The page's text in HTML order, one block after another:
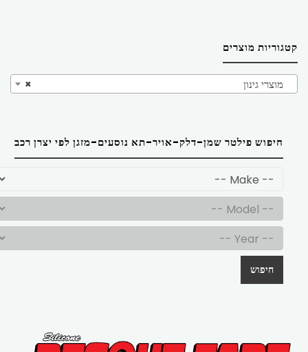
קטגוריות מוצרים
× מוצרי גינון
חיפוש פילטר שמן-דלק-אויר-תא נוסעים-מזגן לפי יצרן רכב
חיפוש